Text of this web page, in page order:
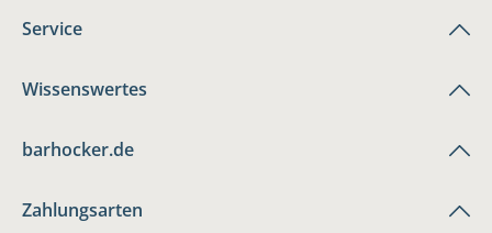
Service
Wissenswertes
barhocker.de
Zahlungsarten